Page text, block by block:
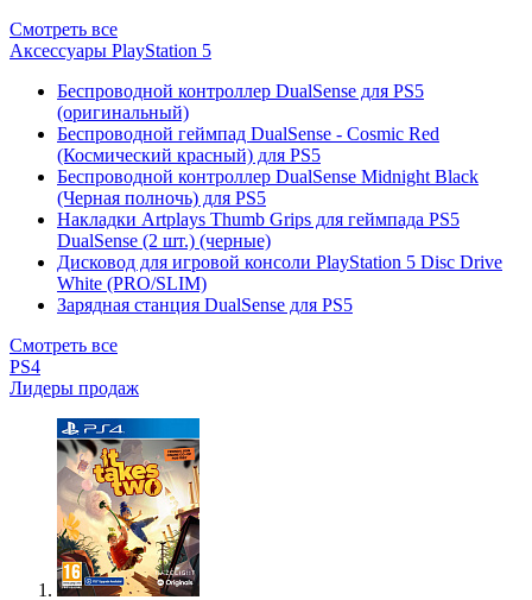
Смотреть все
Аксессуары PlayStation 5
Беспроводной контроллер DualSense для PS5
(оригинальный)
Беспроводной геймпад DualSense - Cosmic Red
(Космический красный) для PS5
Беспроводной контроллер DualSense Midnight Black
(Черная полночь) для PS5
Накладки Artplays Thumb Grips для геймпада PS5
DualSense (2 шт.) (черные)
Дисковод для игровой консоли PlayStation 5 Disc Drive
White (PRO/SLIM)
Зарядная станция DualSense для PS5
Смотреть все
PS4
Лидеры продаж